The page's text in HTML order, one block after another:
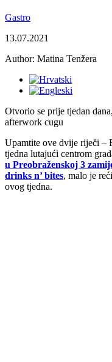
Gastro
13.07.2021
Author: Matina Tenžera
Otvorio se prije tjedan
afterwork cugu
Upamtite ove dvije riječi –
tjedna lutajući centrom
u Preobraženskoj 3
drinks n’ bites, malo je
ovog tjedna.